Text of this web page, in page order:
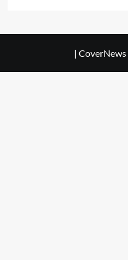
| CoverNews